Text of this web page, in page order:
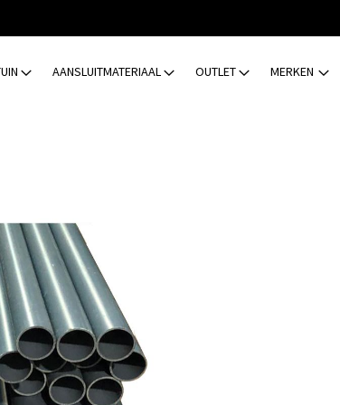
AANSLUITMATERIAAL OUTLET MERKEN